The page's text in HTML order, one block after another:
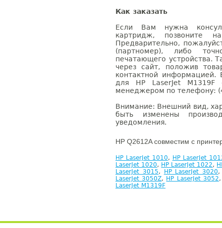
Как заказать
Если Вам нужна
картридж, позвоните
Предварительно,
(партномер), либо
печатающего устройства.
через сайт, положив
контактной информацией.
для HP LaserJet
менеджером по телефону:
Внимание: Внешний вид,
быть изменены
уведомления.
HP Q2612A совместим с
HP LaserJet 1010, HP LaserJet
LaserJet 1020, HP LaserJet 1022,
LaserJet 3015, HP LaserJet 3020
LaserJet 3050Z, HP LaserJet 3052
LaserJet M1319F